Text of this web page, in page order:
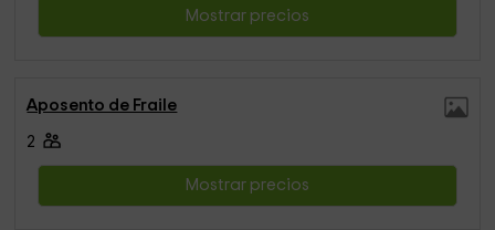
Mostrar precios
Aposento de Fraile
2
Mostrar precios